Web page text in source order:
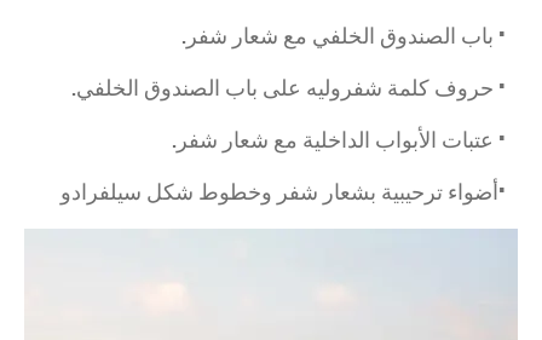
• باب الصندوق الخلفي مع شعار شفر.
• حروف كلمة شفروليه على باب الصندوق الخلفي.
• عتبات الأبواب الداخلية مع شعار شفر.
•أضواء ترحيبية بشعار شفر وخطوط شكل سيلفرادو